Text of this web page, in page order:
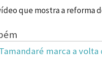
que mostra a reforma
marca a